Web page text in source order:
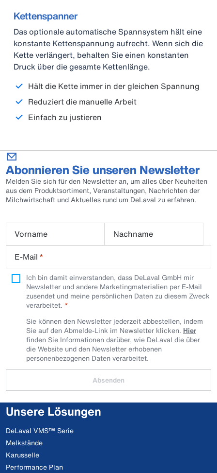
Kettenspanner
Das optionale automatische Spannsystem hält eine
konstante Kettenspannung aufrecht. Wenn sich die
Kette verlängert, behalten Sie einen konstanten
Druck über die gesamte Kettenlänge.
Hält die Kette immer in der gleichen Spannung
Reduziert die manuelle Arbeit
Einfach zu justieren
Abonnieren Sie unseren Newsletter
Melden Sie sich für den Newsletter an, um alles über Neuheiten
aus dem Produktsortiment, Veranstaltungen, Nachrichten der
Milchwirtschaft und Aktuelles rund um DeLaval zu erfahren.
Vorname
Nachname
E-Mail *
Ich bin damit einverstanden, dass DeLaval GmbH mir
Newsletter und andere Marketingmaterialien per E-Mail
zusendet und meine persönlichen Daten zu diesem Zweck
verarbeitet.
Sie können den Newsletter jederzeit abbestellen, indem
Sie auf den Abmelde-Link im Newsletter klicken. Hier
finden Sie Informationen darüber, wie DeLaval die über
die Website und den Newsletter erhobenen
personenbezogenen Daten verarbeitet.
Absenden
Unsere Lösungen
DeLaval VMS™ Serie
Melkstände
Karusselle
Performance Plan